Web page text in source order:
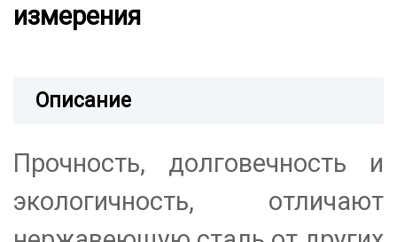
измерения
Описание
Прочность, долговечность и
экологичность, отличают